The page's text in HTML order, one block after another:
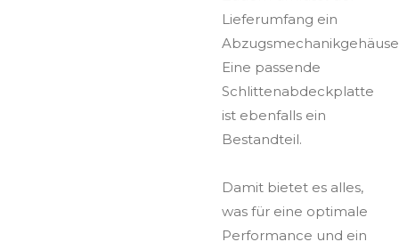
Lieferumfang ein
Eine passende
Schlittenabdeckplatte
ist ebenfalls ein
Bestandteil.
Damit bietet es alles,
was für eine optimale
Performance und ein